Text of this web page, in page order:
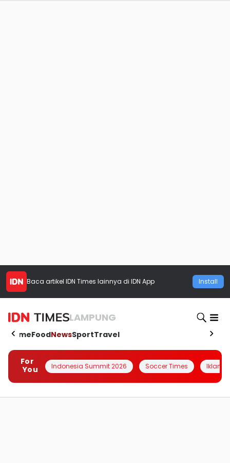
Baca artikel IDN Times lainnya di IDN App Install
LAMPUNG
HomeFoodNewsSportTravel
For
You
Indonesia Summit 2026 Soccer Times Iklanin